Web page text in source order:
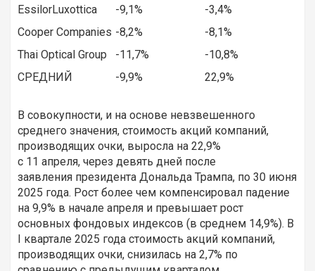
EssilorLuxottica
-9,1%
-3,4%
Cooper Companies -8,2%
-8,1%
Thai Optical Group
-11,7%
-10,8%
СРЕДНИЙ
-9,9% 22,9%
В совокупности, и на основе невзвешенного
среднего значения, стоимость акций компаний,
производящих очки, выросла на 22,9%
с 11 апреля, через девять дней после
заявления президента Дональда Трампа, по 30 июня
2025 года. Рост более чем компенсировал падение
на 9,9% в начале апреля и превышает рост
основных фондовых индексов (в среднем 14,9%). В
I квартале 2025 года стоимость акций компаний,
производящих очки, снизилась на 2,7% по